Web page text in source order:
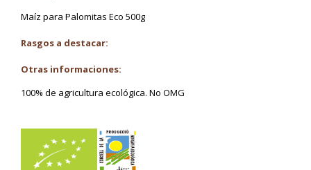
Maíz para Palomitas Eco 500g
Rasgos a destacar:
Otras informaciones:
100% de agricultura ecológica. No OMG